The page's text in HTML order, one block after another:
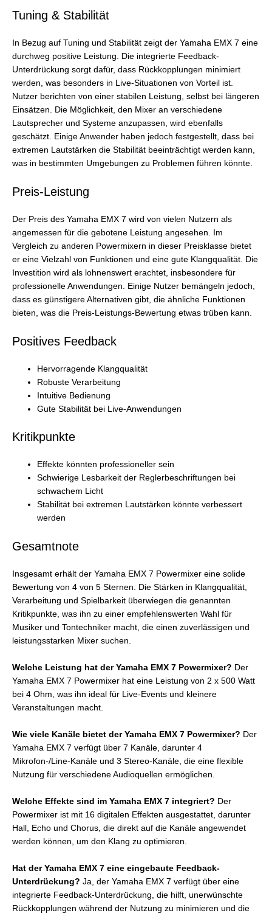
Tuning & Stabilität
In Bezug auf Tuning und Stabilität zeigt der Yamaha EMX 7 eine
durchweg positive Leistung. Die integrierte Feedback-
Unterdrückung sorgt dafür, dass Rückkopplungen minimiert
werden, was besonders in Live-Situationen von Vorteil ist.
Nutzer berichten von einer stabilen Leistung, selbst bei längeren
Einsätzen. Die Möglichkeit, den Mixer an verschiedene
Lautsprecher und Systeme anzupassen, wird ebenfalls
geschätzt. Einige Anwender haben jedoch festgestellt, dass bei
extremen Lautstärken die Stabilität beeinträchtigt werden kann,
was in bestimmten Umgebungen zu Problemen führen könnte.
Preis-Leistung
Der Preis des Yamaha EMX 7 wird von vielen Nutzern als
angemessen für die gebotene Leistung angesehen. Im
Vergleich zu anderen Powermixern in dieser Preisklasse bietet
er eine Vielzahl von Funktionen und eine gute Klangqualität. Die
Investition wird als lohnenswert erachtet, insbesondere für
professionelle Anwendungen. Einige Nutzer bemängeln jedoch,
dass es günstigere Alternativen gibt, die ähnliche Funktionen
bieten, was die Preis-Leistungs-Bewertung etwas trüben kann.
Positives Feedback
Hervorragende Klangqualität
Robuste Verarbeitung
Intuitive Bedienung
Gute Stabilität bei Live-Anwendungen
Kritikpunkte
Effekte könnten professioneller sein
Schwierige Lesbarkeit der Reglerbeschriftungen bei
schwachem Licht
Stabilität bei extremen Lautstärken könnte verbessert
werden
Gesamtnote
Insgesamt erhält der Yamaha EMX 7 Powermixer eine solide
Bewertung von 4 von 5 Sternen. Die Stärken in Klangqualität,
Verarbeitung und Spielbarkeit überwiegen die genannten
Kritikpunkte, was ihn zu einer empfehlenswerten Wahl für
Musiker und Tontechniker macht, die einen zuverlässigen und
leistungsstarken Mixer suchen.
Welche Leistung hat der Yamaha EMX 7 Powermixer? Der
Yamaha EMX 7 Powermixer hat eine Leistung von 2 x 500 Watt
bei 4 Ohm, was ihn ideal für Live-Events und kleinere
Veranstaltungen macht.
Wie viele Kanäle bietet der Yamaha EMX 7 Powermixer? Der
Yamaha EMX 7 verfügt über 7 Kanäle, darunter 4
Mikrofon-/Line-Kanäle und 3 Stereo-Kanäle, die eine flexible
Nutzung für verschiedene Audioquellen ermöglichen.
Welche Effekte sind im Yamaha EMX 7 integriert? Der
Powermixer ist mit 16 digitalen Effekten ausgestattet, darunter
Hall, Echo und Chorus, die direkt auf die Kanäle angewendet
werden können, um den Klang zu optimieren.
Hat der Yamaha EMX 7 eine eingebaute Feedback-
Unterdrückung? Ja, der Yamaha EMX 7 verfügt über eine
integrierte Feedback-Unterdrückung, die hilft, unerwünschte
Rückkopplungen während der Nutzung zu minimieren und die